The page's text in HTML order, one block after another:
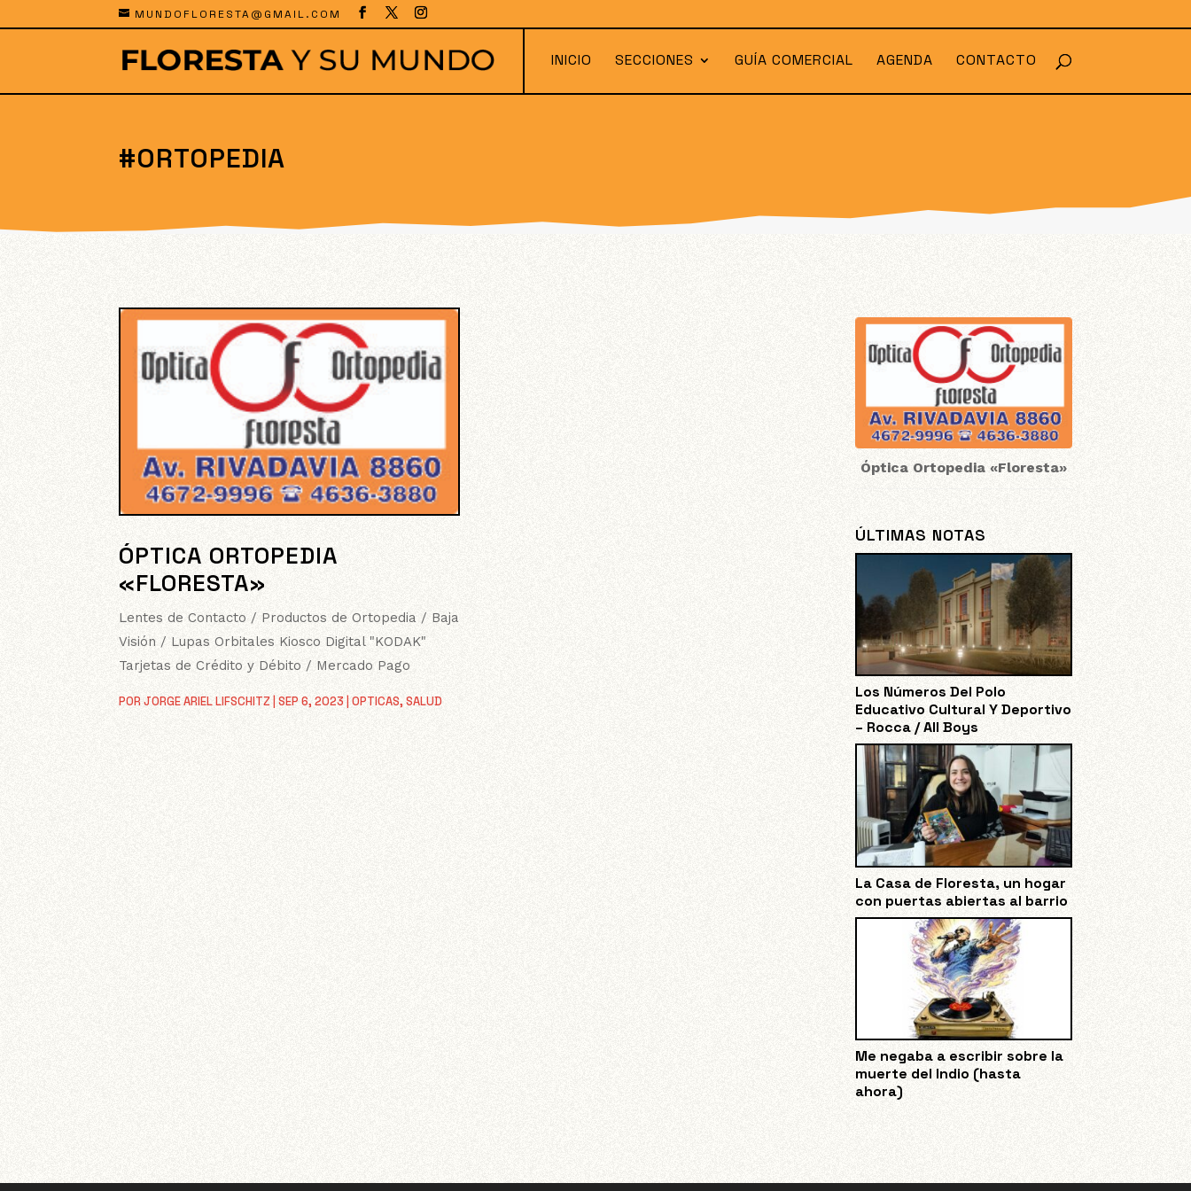
MUNDOFLORESTA@GMAIL.COM
INICIO SECCIONES GUÍA COMERCIAL AGENDA CONTACTO
#ORTOPEDIA
ÓPTICA ORTOPEDIA
«FLORESTA»
PORJORGE ARIEL LIFSCHITZ |SEP 6, 2023 |OPTICAS,SALUD
Lentes de Contacto / Productos de Ortopedia / Baja
Visión / Lupas Orbitales Kiosco Digital "KODAK"
Tarjetas de Crédito y Débito / Mercado Pago
Óptica Ortopedia «Floresta»
ÚLTIMAS NOTAS
Los Números Del Polo
Educativo Cultural Y Deportivo
– Rocca / All Boys
La Casa de Floresta, un hogar
con puertas abiertas al barrio
Me negaba a escribir sobre la
muerte del Indio (hasta
ahora)